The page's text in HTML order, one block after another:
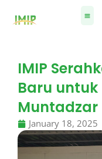
IMIP
Baru
Muntadzar
January 18, 2025